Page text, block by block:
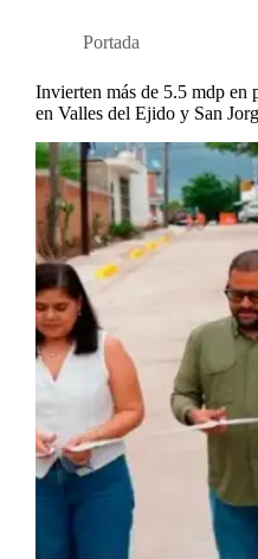
Portada
Invierten más de 5.5 mdp en
en Valles del Ejido y San